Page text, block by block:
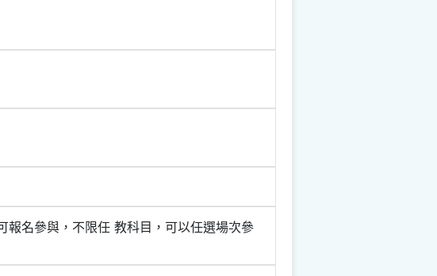
報名參與，不限任 教科目，可以任選場次參